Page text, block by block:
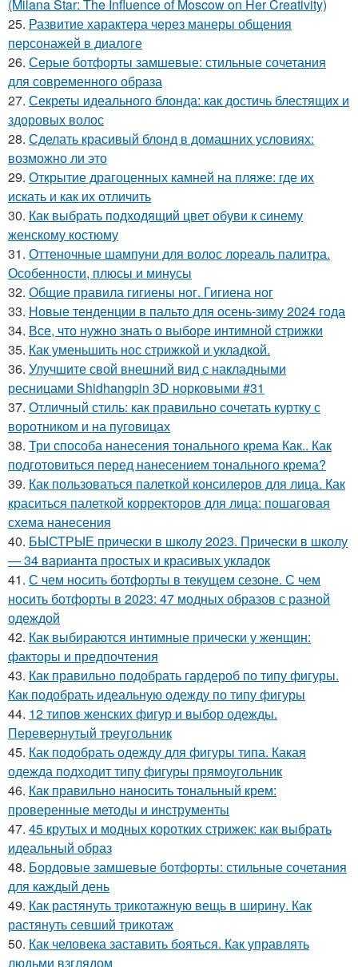
(Milana Star: The Influence of Moscow on Her Creativity)
25. Развитие характера через манеры общения
персонажей в диалоге
26. Серые ботфорты замшевые: стильные сочетания
для современного образа
27. Секреты идеального блонда: как достичь блестящих и
здоровых волос
28. Сделать красивый блонд в домашних условиях:
возможно ли это
29. Открытие драгоценных камней на пляже: где их
искать и как их отличить
30. Как выбрать подходящий цвет обуви к синему
женскому костюму
31. Оттеночные шампуни для волос лореаль палитра.
Особенности, плюсы и минусы
32. Общие правила гигиены ног. Гигиена ног
33. Новые тенденции в пальто для осень-зиму 2024 года
34. Все, что нужно знать о выборе интимной стрижки
35. Как уменьшить нос стрижкой и укладкой.
36. Улучшите свой внешний вид с накладными
ресницами Shidhangpin 3D норковыми #31
37. Отличный стиль: как правильно сочетать куртку с
воротником и на пуговицах
38. Три способа нанесения тонального крема Как.. Как
подготовиться перед нанесением тонального крема?
39. Как пользоваться палеткой консилеров для лица. Как
краситься палеткой корректоров для лица: пошаговая
схема нанесения
40. БЫСТРЫЕ прически в школу 2023. Прически в школу
— 34 варианта простых и красивых укладок
41. С чем носить ботфорты в текущем сезоне. С чем
носить ботфорты в 2023: 47 модных образов с разной
одеждой
42. Как выбираются интимные прически у женщин:
факторы и предпочтения
43. Как правильно подобрать гардероб по типу фигуры.
Как подобрать идеальную одежду по типу фигуры
44. 12 типов женских фигур и выбор одежды.
Перевернутый треугольник
45. Как подобрать одежду для фигуры типа. Какая
одежда подходит типу фигуры прямоугольник
46. Как правильно наносить тональный крем:
проверенные методы и инструменты
47. 45 крутых и модных коротких стрижек: как выбрать
идеальный образ
48. Бордовые замшевые ботфорты: стильные сочетания
для каждый день
49. Как растянуть трикотажную вещь в ширину. Как
растянуть севший трикотаж
50. Как человека заставить бояться. Как управлять
людьми взглядом